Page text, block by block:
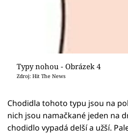
Typy nohou - Obrázek 4
Zdroj: Hit The News
Chodidla tohoto typu jsou na
nich jsou namačkané jeden na
chodidlo vypadá delší a užší.